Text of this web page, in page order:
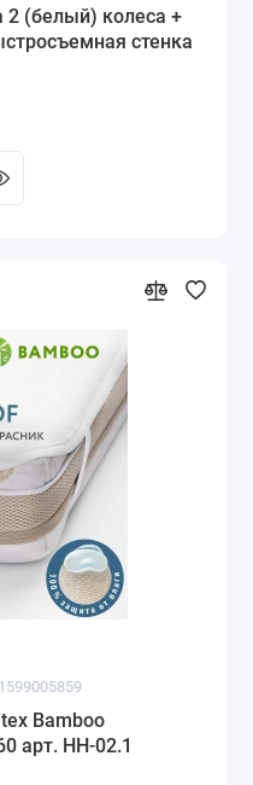
2 (белый) колеса +
стенка
Bamboo
арт. НН-02.1